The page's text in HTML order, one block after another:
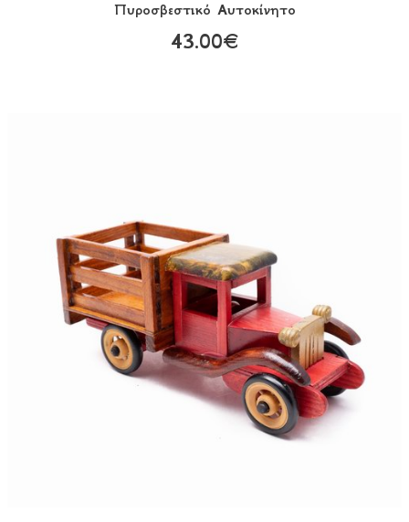
Πυροσβεστικό Αυτοκίνητο
43.00€